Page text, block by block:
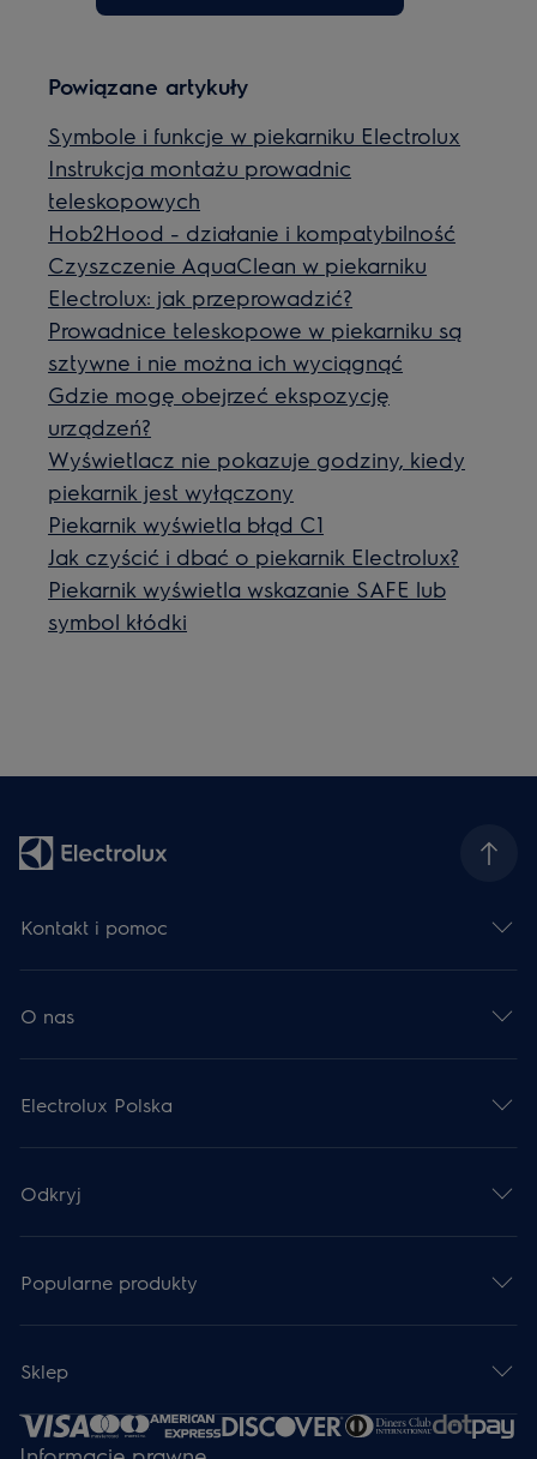
Powiązane artykuły
Symbole i funkcje w piekarniku Electrolux
Instrukcja montażu prowadnic
teleskopowych
Hob2Hood - działanie i kompatybilność
Czyszczenie AquaClean w piekarniku
Electrolux: jak przeprowadzić?
Prowadnice teleskopowe w piekarniku są
sztywne i nie można ich wyciągnąć
Gdzie mogę obejrzeć ekspozycję
urządzeń?
Wyświetlacz nie pokazuje godziny, kiedy
piekarnik jest wyłączony
Piekarnik wyświetla błąd C1
Jak czyścić i dbać o piekarnik Electrolux?
Piekarnik wyświetla wskazanie SAFE lub
symbol kłódki
Kontakt i pomoc
O nas
Electrolux Polska
Odkryj
Popularne produkty
Sklep